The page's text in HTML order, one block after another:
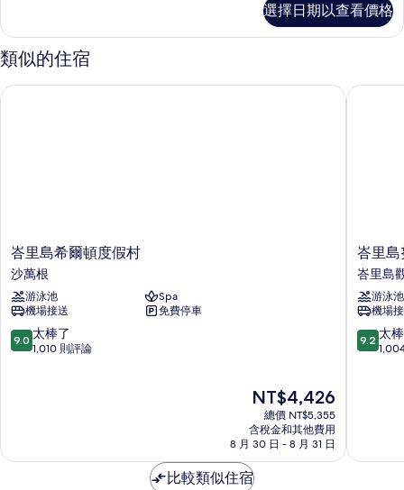
景
的
有
分
海
景
的
詳
雙
人
床,
陽
的
所
有
相
片
客
房,
2
標
景
(Balcony)
詳
選擇日期以查看價格
類似的住宿
峇
里
島
希
爾
頓
度
峇里島希爾頓度假村
沙萬根
游泳池
Spa
機場接送
免費停車
9.0
分，
了，
9.0 太棒了
1,010 則評論
現
價
格
為
NT$4,426
NT$4,426
總價 NT$5,355
含稅金和其他費用
8 月 30 日 - 8 月 31 日
峇里島希爾頓度假村
峇
里
島
努
沙
杜
瓦
里
峇里島
峇里島
游泳池
機場
9.2
分，
了，
9.2 太
峇里島
比較類似住宿